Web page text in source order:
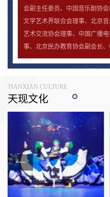
会副主任委员、中国音乐剧协
文学艺术界联合会理事、北京
艺术交流协会理事、中国广播
事、北京民办教育协会副会长、
TIANXIAN CULTURE
天现文化